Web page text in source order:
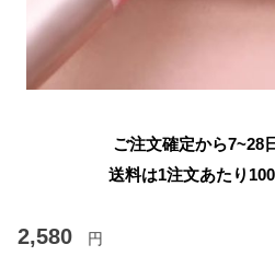
ご注文確定から7~28
送料は1注文あたり
2,580 円